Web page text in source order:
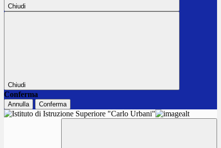
Chiudi
Chiudi
Conferma
Annulla Conferma